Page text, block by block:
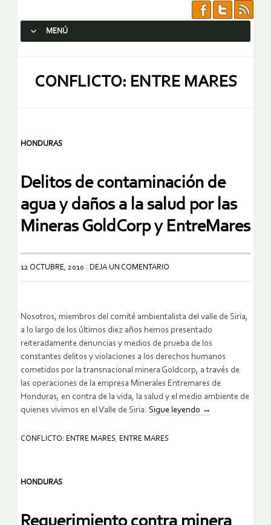
MENÚ
CONFLICTO: ENTRE MARES
HONDURAS
Delitos de contaminación de
agua y daños a la salud por las
Mineras GoldCorp y EntreMares
12 OCTUBRE, 2010 DEJA UN COMENTARIO
Nosotros, miembros del comité ambientalista del valle de Siria,
a lo largo de los últimos diez años hemos presentado
reiteradamente denuncias y medios de prueba de los
constantes delitos y violaciones a los derechos humanos
cometidos por la transnacional minera Goldcorp, a través de
las operaciones de la empresa Minerales Entremares de
Honduras, en contra de la vida, la salud y el medio ambiente de
quienes vivimos en el Valle de Siria. Sigue leyendo →
CONFLICTO: ENTRE MARES, ENTRE MARES
HONDURAS